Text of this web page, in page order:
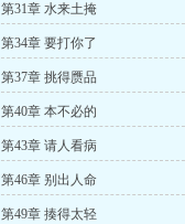
第31章 水来土掩
第34章 要打你了
第37章 挑得赝品
第40章 本不必的
第43章 请人看病
第46章 别出人命
第49章 揍得太轻